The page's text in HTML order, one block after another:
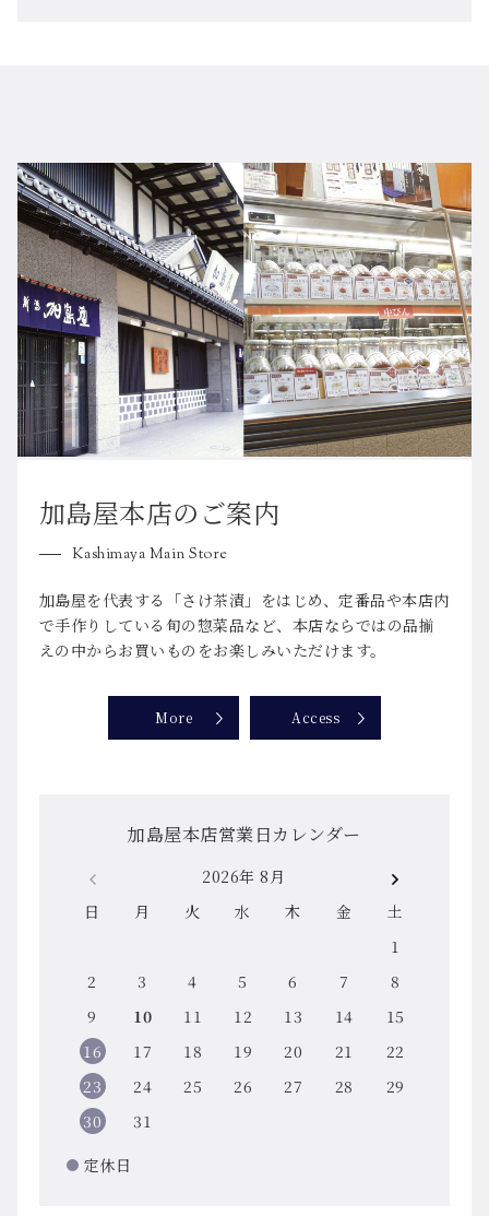
加島屋本店のご案内
Kashimaya Main Store
加島屋を代表する「さけ茶漬」をはじめ、定番品や本店内
で手作りしている旬の惣菜品など、本店ならではの品揃
えの中からお買いものをお楽しみいただけます。
More Access
加島屋本店営業日カレンダー
2026年 8月
日
月 火 水 木 金
土
1
2
3 4 5 6 7
8
9
10 11 12 13 14
15
16
17 18 19 20 21
22
23
24 25 26 27 28
29
30
31
定休日